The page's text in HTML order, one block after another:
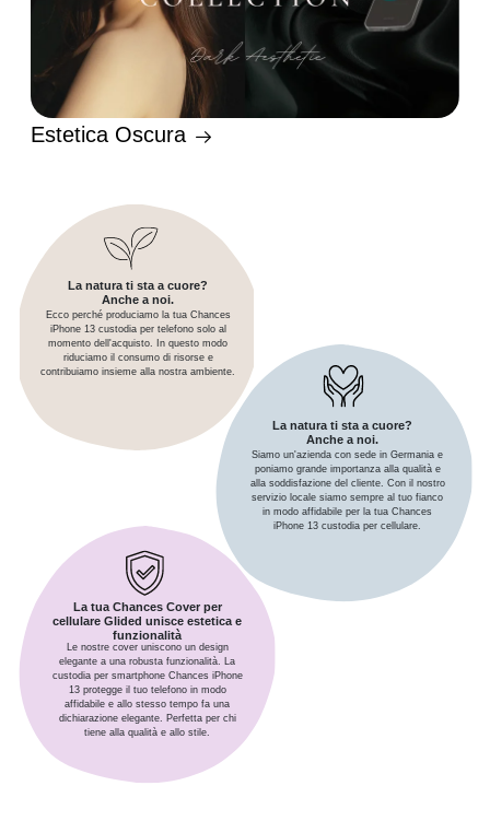
Estetica Oscura
La natura ti sta a cuore?
Anche a noi.
Ecco perché produciamo la tua Chances
iPhone 13 custodia per telefono solo al
momento dell'acquisto. In questo modo
riduciamo il consumo di risorse e
contribuiamo insieme alla nostra ambiente.
La natura ti sta a cuore?
Anche a noi.
Siamo un'azienda con sede in Germania e
poniamo grande importanza alla qualità e
alla soddisfazione del cliente. Con il nostro
servizio locale siamo sempre al tuo fianco
in modo affidabile per la tua Chances
iPhone 13 custodia per cellulare.
La tua Chances Cover per
cellulare Glided unisce estetica e
funzionalità
Le nostre cover uniscono un design
elegante a una robusta funzionalità. La
custodia per smartphone Chances iPhone
13 protegge il tuo telefono in modo
affidabile e allo stesso tempo fa una
dichiarazione elegante. Perfetta per chi
tiene alla qualità e allo stile.